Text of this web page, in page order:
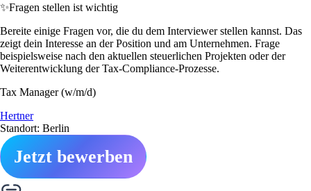
✨Fragen stellen ist wichtig
Bereite einige Fragen vor, die du dem Interviewer stellen kannst. Das
zeigt dein Interesse an der Position und am Unternehmen. Frage
beispielsweise nach den aktuellen steuerlichen Projekten oder der
Weiterentwicklung der Tax-Compliance-Prozesse.
Tax Manager (w/m/d)
Hertner
Standort: Berlin
Jetzt bewerben